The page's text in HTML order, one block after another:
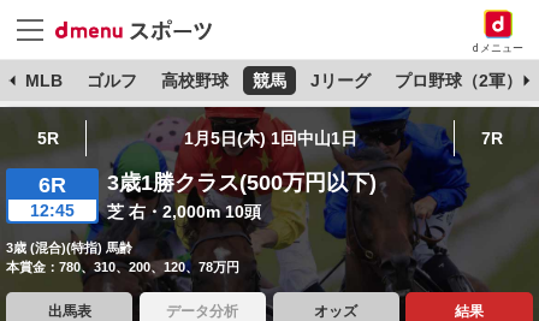
dメニュー
MLB ゴルフ 高校野球 競馬 Jリーグ プロ野球（2軍）
5R 1月5日(木) 1回中山1日 7R
6R
12:45
3歳1勝クラス(500万円以下)
芝 右・2,000m 10頭
3歳 (混合)(特指) 馬齢
本賞金：780、310、200、120、78万円
出馬表 データ分析 オッズ 結果